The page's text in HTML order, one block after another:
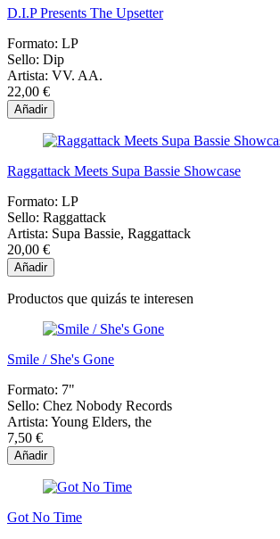
D.I.P Presents The Upsetter
Formato: LP
Sello: Dip
Artista: VV. AA.
22,00 €
Añadir
Raggattack Meets Supa Bassie Showcase
Formato: LP
Sello: Raggattack
Artista: Supa Bassie, Raggattack
20,00 €
Añadir
Productos que quizás te interesen
Smile / She's Gone
Formato: 7"
Sello: Chez Nobody Records
Artista: Young Elders, the
7,50 €
Añadir
Got No Time